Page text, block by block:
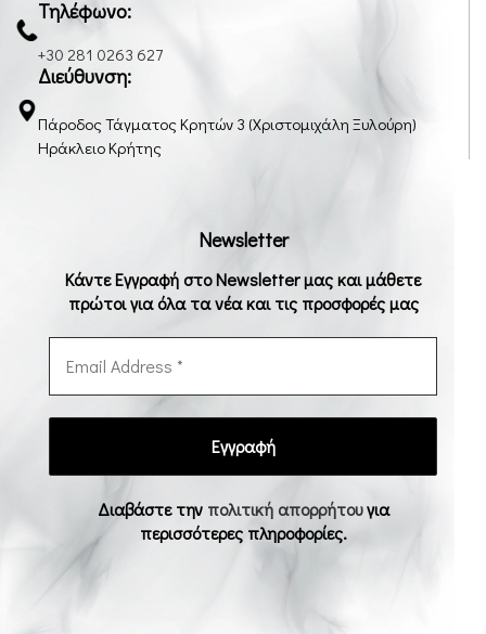
Τηλέφωνο:
+30 281 0263 627
Διεύθυνση:
Πάροδος Τάγματος Κρητών 3 (Χριστομιχάλη Ξυλούρη)
Ηράκλειο Κρήτης
Newsletter
Κάντε Εγγραφή στο Newsletter μας και μάθετε
πρώτοι για όλα τα νέα και τις προσφορές μας
Διαβάστε την πολιτική απορρήτουγια
περισσότερες πληροφορίες.